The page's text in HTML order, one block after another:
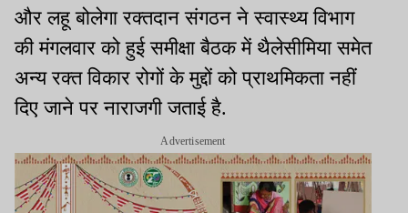
और लहू बोलेगा रक्तदान संगठन ने स्वास्थ्य विभाग
की मंगलवार को हुई समीक्षा बैठक में थैलेसीमिया समेत
अन्य रक्त विकार रोगों के मुद्दों को प्राथमिकता नहीं
दिए जाने पर नाराजगी जताई है.
Advertisement